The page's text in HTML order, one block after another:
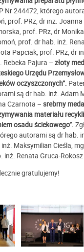
Nr 244472, którego
prof. PRz, dr inż.
prof. PRz, dr
prof. dr hab. inż.
Papciak, prof. PRz, dr
Rebeka Pajura – złoty
Urzędu
oczyszczonych”.
są dr hab. inż. Adam
Czarnota – srebrny
materiału
osadu ściekowego”.
autorami są dr hab.
Maksymilian Cieśla,
inż. Renata Gruca-
gratulujemy!